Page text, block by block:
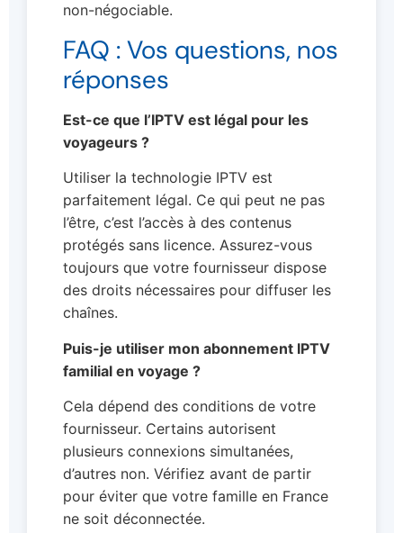
non-négociable.
FAQ : Vos questions, nos
réponses
Est-ce que l’IPTV est légal pour les
voyageurs ?
Utiliser la technologie IPTV est
parfaitement légal. Ce qui peut ne pas
l’être, c’est l’accès à des contenus
protégés sans licence. Assurez-vous
toujours que votre fournisseur dispose
des droits nécessaires pour diffuser les
chaînes.
Puis-je utiliser mon abonnement IPTV
familial en voyage ?
Cela dépend des conditions de votre
fournisseur. Certains autorisent
plusieurs connexions simultanées,
d’autres non. Vérifiez avant de partir
pour éviter que votre famille en France
ne soit déconnectée.